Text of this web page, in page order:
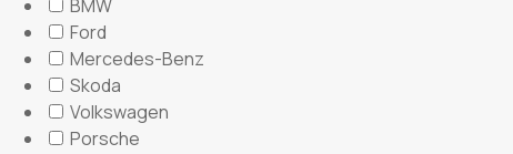
BMW
Ford
Mercedes-Benz
Skoda
Volkswagen
Porsche